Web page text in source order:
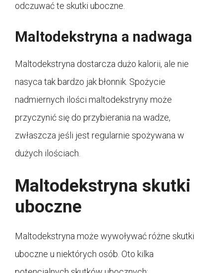
odczuwać te skutki uboczne.
Maltodekstryna a nadwaga
Maltodekstryna dostarcza dużo kalorii, ale nie
nasyca tak bardzo jak błonnik. Spożycie
nadmiernych ilości maltodekstryny może
przyczynić się do przybierania na wadze,
zwłaszcza jeśli jest regularnie spożywana w
dużych ilościach.
Maltodekstryna skutki
uboczne
Maltodekstryna może wywoływać różne skutki
uboczne u niektórych osób. Oto kilka